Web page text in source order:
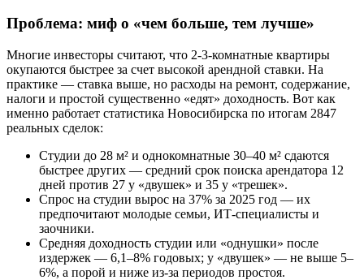
Проблема: миф о «чем больше, тем лучше»
Многие инвесторы считают, что 2-3-комнатные квартиры
окупаются быстрее за счет высокой арендной ставки. На
практике — ставка выше, но расходы на ремонт, содержание,
налоги и простой существенно «едят» доходность. Вот как
именно работает статистика Новосибирска по итогам 2847
реальных сделок:
Студии до 28 м² и однокомнатные 30–40 м² сдаются
быстрее других — средний срок поиска арендатора 12
дней против 27 у «двушек» и 35 у «трешек».
Спрос на студии вырос на 37% за 2025 год — их
предпочитают молодые семьи, ИТ-специалисты и
заочники.
Средняя доходность студии или «однушки» после
издержек — 6,1–8% годовых; у «двушек» — не выше 5–
6%, а порой и ниже из-за периодов простоя.